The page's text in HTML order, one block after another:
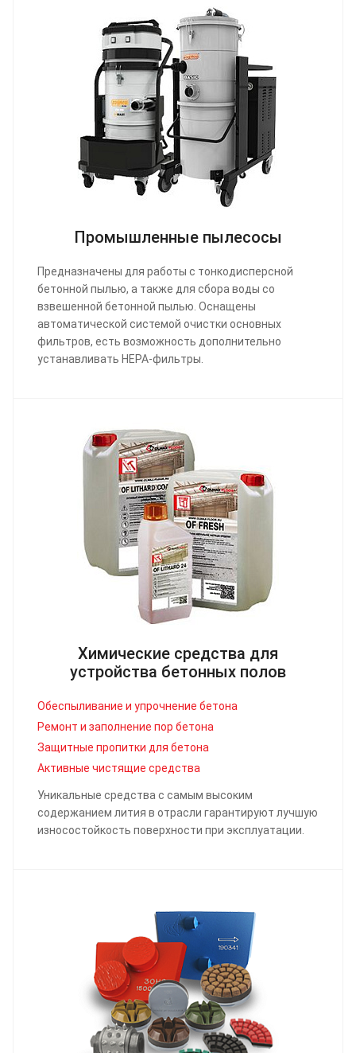
Промышленные пылесосы
Предназначены для работы с тонкодисперсной
бетонной пылью, а также для сбора воды со
взвешенной бетонной пылью. Оснащены
автоматической системой очистки основных
фильтров, есть возможность дополнительно
устанавливать HEPA-фильтры.
Химические средства для
устройства бетонных полов
Обеспыливание и упрочнение бетона
Ремонт и заполнение пор бетона
Защитные пропитки для бетона
Активные чистящие средства
Уникальные средства с самым высоким
содержанием лития в отрасли гарантируют лучшую
износостойкость поверхности при эксплуатации.